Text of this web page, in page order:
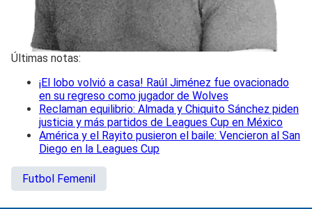
Últimas notas:
¡El lobo volvió a casa! Raúl Jiménez fue ovacionado
en su regreso como jugador de Wolves
Reclaman equilibrio: Almada y Chiquito Sánchez piden
justicia y más partidos de Leagues Cup en México
América y el Rayito pusieron el baile: Vencieron al San
Diego en la Leagues Cup
Futbol Femenil